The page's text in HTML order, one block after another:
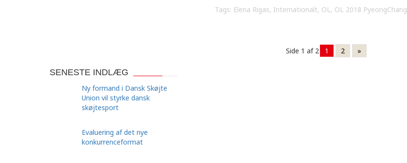
Tags: Elena Rigas, Internationalt, OL, OL 2018 PyeongChang
Side 1 af 2 1 2 »
SENESTE INDLÆG
Ny formand i Dansk Skøjte
Union vil styrke dansk
skøjtesport
Evaluering af det nye
konkurrenceformat